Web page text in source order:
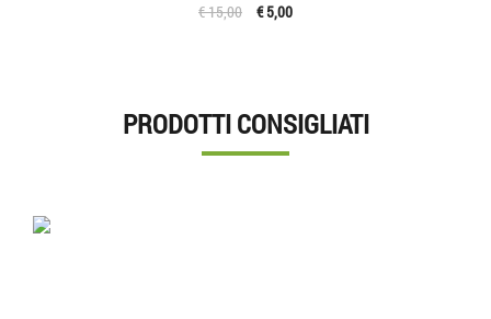
€ 15,00 € 5,00
PRODOTTI CONSIGLIATI